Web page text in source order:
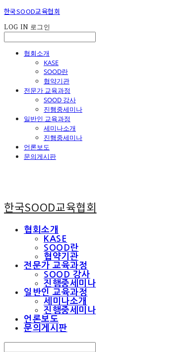
한국SOOD교육협회
LOG IN 로그인
협회소개
KASE
SOOD란
협약기관
전문가 교육과정
SOOD 강사
진행중세미나
일반인 교육과정
세미나소개
진행중세미나
언론보도
문의게시판
한국SOOD교육협회
협회소개
KASE
SOOD란
협약기관
전문가 교육과정
SOOD 강사
진행중세미나
일반인 교육과정
세미나소개
진행중세미나
언론보도
문의게시판